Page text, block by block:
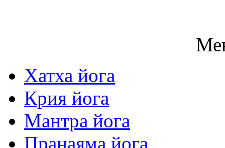
Хатха йога
Крия йога
Мантра йога
Пранаяма йога